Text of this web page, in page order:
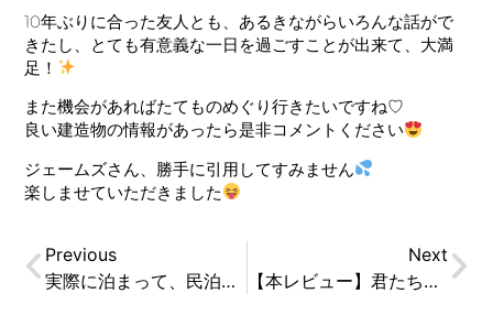
10年ぶりに合った友人とも、あるきながらいろんな話がで
きたし、とても有意義な一日を過ごすことが出来て、大満
足！
また機会があればたてものめぐり行きたいですね♡
良い建造物の情報があったら是非コメントください
ジェームズさん、勝手に引用してすみません
楽しませていただきました
Previous
実際に泊まって、民泊とゲストハウスの違いを体感した件。
Next
【本レビュー】君たちはどう生きるか